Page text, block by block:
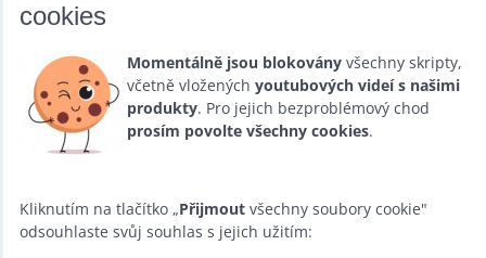
Půjčovna
Promotéři
Kurzy a setkání
Velkoobchod
Nabídka práce
cookies
Momentálně jsou blokovány všechny skripty,
včetně vložených youtubových videí s našimi
produkty. Pro jejich bezproblémový chod
prosím povolte všechny cookies.
Kliknutím na tlačítko „Přijmout všechny soubory cookie"
odsouhlaste svůj souhlas s jejich užitím: